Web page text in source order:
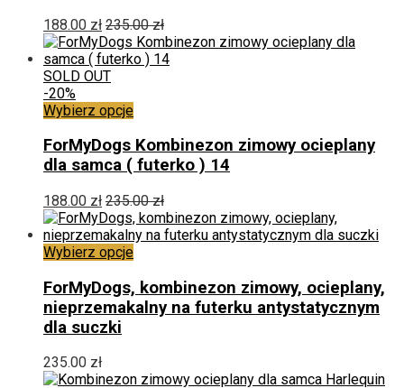
można
wybrać
na
stronie
188.00 zł 235.00zł
SOLD OUT
-20%
Wybierz opcjeTen
ma
wiele
wariantów.
Opcje
można
wybrać
na
stronie
produktu
ForMyDogs Kombinezon zimowy ocieplany
dla samca ( futerko ) 14
188.00 zł 235.00zł
Wybierz opcjeTen
ma
wiele
wariantów.
wybrać
ForMyDogs, kombinezon zimowy, ocieplany,
nieprzemakalny na futerku antystatycznym
dla suczki
235.00 zł